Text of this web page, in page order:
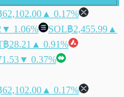
62,102.00 ▲ 0.17%
▼ 1.06% SOL฿2,455.99 ▲
฿28.21 ▲ 0.91%
▼ 0.37%
62,102.00 ▲ 0.17%